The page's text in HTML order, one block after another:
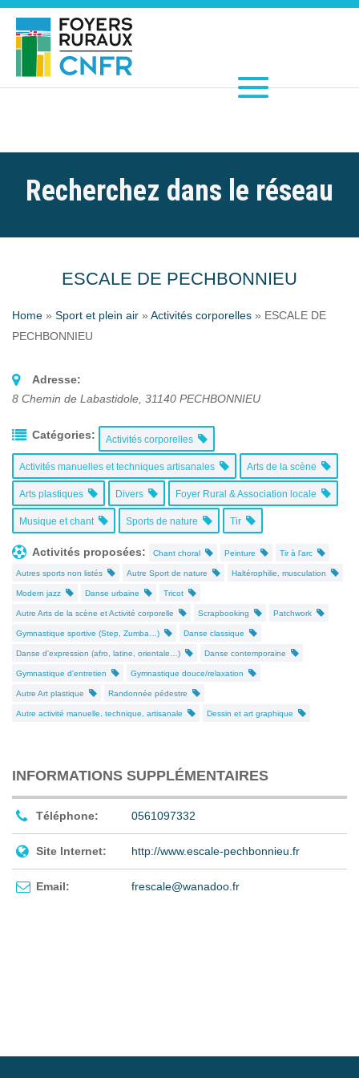
Recherchez dans le réseau
ESCALE DE PECHBONNIEU
Home » Sport et plein air » Activités corporelles » ESCALE DE
PECHBONNIEU
Adresse:
8 Chemin de Labastidole 31140 PECHBONNIEU
Catégories: Activités corporelles
Activités manuelles et techniques artisanales Arts de la scène
Arts plastiques Divers Foyer Rural & Association locale
Musique et chant Sports de nature Tir
Activités proposées: Chant choral Peinture Tir à l’arc
Autres sports non listés Autre Sport de nature Haltérophilie, musculation
Modern jazz Danse urbaine Tricot
Autre Arts de la scène et Activité corporelle Scrapbooking Patchwork
Gymnastique sportive (Step, Zumba…) Danse classique
Danse d'expression (afro, latine, orientale…) Danse contemporaine
Gymnastique d'entretien Gymnastique douce/relaxation
Autre Art plastique Randonnée pédestre
Autre activité manuelle, technique, artisanale Dessin et art graphique
INFORMATIONS SUPPLÉMENTAIRES
Téléphone: 0561097332
Site Internet: http://www.escale-pechbonnieu.fr
Email: frescale@wanadoo.fr